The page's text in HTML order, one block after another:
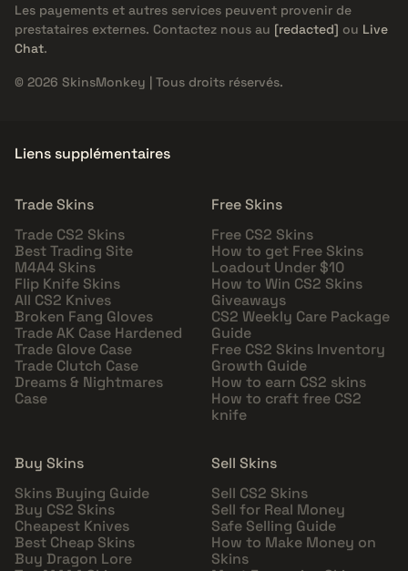
Les payements et autres services peuvent provenir de
prestataires externes. Contactez nous au [redacted] ou Live
Chat.
© 2026 SkinsMonkey | Tous droits réservés.
Liens supplémentaires
Trade Skins
Trade CS2 Skins
Best Trading Site
M4A4 Skins
Flip Knife Skins
All CS2 Knives
Broken Fang Gloves
Trade AK Case Hardened
Trade Glove Case
Trade Clutch Case
Dreams & Nightmares
Case
Free Skins
Free CS2 Skins
How to get Free Skins
Loadout Under $10
How to Win CS2 Skins
Giveaways
CS2 Weekly Care Package
Guide
Free CS2 Skins Inventory
Growth Guide
How to earn CS2 skins
How to craft free CS2
knife
Buy Skins
Skins Buying Guide
Buy CS2 Skins
Cheapest Knives
Best Cheap Skins
Buy Dragon Lore
Sell Skins
Sell CS2 Skins
Sell for Real Money
Safe Selling Guide
How to Make Money on
Skins